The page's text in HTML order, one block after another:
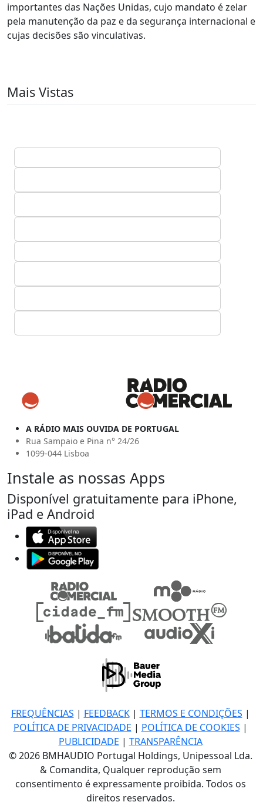
importantes das Nações Unidas, cujo mandato é zelar
pela manutenção da paz e da segurança internacional e
cujas decisões são vinculativas.
Mais Vistas
A RÁDIO MAIS OUVIDA DE PORTUGAL
Rua Sampaio e Pina n° 24/26
1099-044 Lisboa
Instale as nossas Apps
Disponível gratuitamente para iPhone,
iPad e Android
FREQUÊNCIAS | FEEDBACK| TERMOS E CONDIÇÕES |
POLÍTICA DE PRIVACIDADE | POLÍTICA DE COOKIES |
PUBLICIDADE | TRANSPARÊNCIA
© 2026 BMHAUDIO Portugal Holdings, Unipessoal Lda.
& Comandita, Qualquer reprodução sem
consentimento é expressamente proibida. Todos os
direitos reservados.